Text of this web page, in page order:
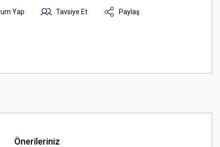
Yap Tavsiye Et Paylaş
Önerileriniz